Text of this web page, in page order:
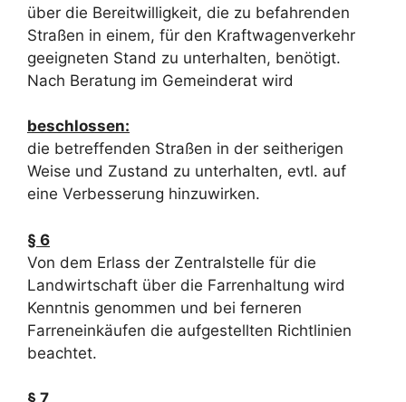
über die Bereitwilligkeit, die zu befahrenden
Straßen in einem, für den Kraftwagenverkehr
geeigneten Stand zu unterhalten, benötigt.
Nach Beratung im Gemeinderat wird
beschlossen:
die betreffenden Straßen in der seitherigen
Weise und Zustand zu unterhalten, evtl. auf
eine Verbesserung hinzuwirken.
§ 6
Von dem Erlass der Zentralstelle für die
Landwirtschaft über die Farrenhaltung wird
Kenntnis genommen und bei ferneren
Farreneinkäufen die aufgestellten Richtlinien
beachtet.
§ 7